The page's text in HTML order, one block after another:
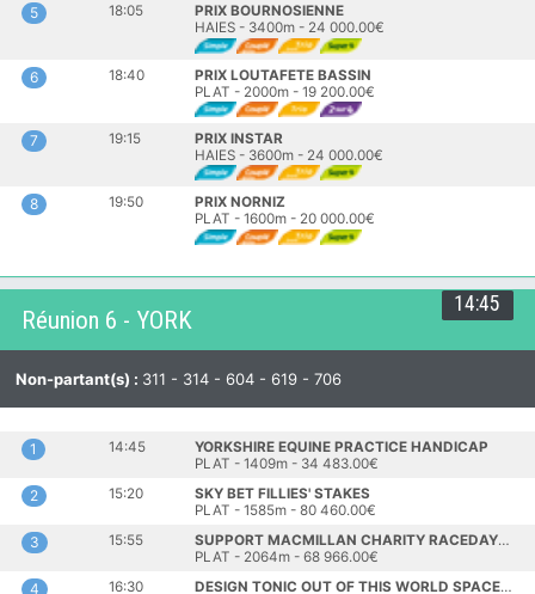
5 18:05
PRIX BOURNOSIENNE
HAIES - 3400m - 24 000.00€
6 18:40
PRIX LOUTAFETE BASSIN
PLAT - 2000m - 19 200.00€
7 19:15
PRIX INSTAR
HAIES - 3600m - 24 000.00€
8 19:50
PRIX NORNIZ
PLAT - 1600m - 20 000.00€
14:45
Réunion 6 - YORK
Non-partant(s) : 311 - 314 - 604 - 619 - 706
1 14:45
YORKSHIRE EQUINE PRACTICE HANDICAP
PLAT - 1409m - 34 483.00€
2 15:20
SKY BET FILLIES' STAKES
PLAT - 1585m - 80 460.00€
3 15:55
SUPPORT MACMILLAN CHARITY RACEDAY ON 13 JUNE HANDICAP
PLAT - 2064m - 68 966.00€
4 16:30
DESIGN TONIC OUT OF THIS WORLD SPACES AT THE RACES EBF MARYGATE FILLIES' STAKES